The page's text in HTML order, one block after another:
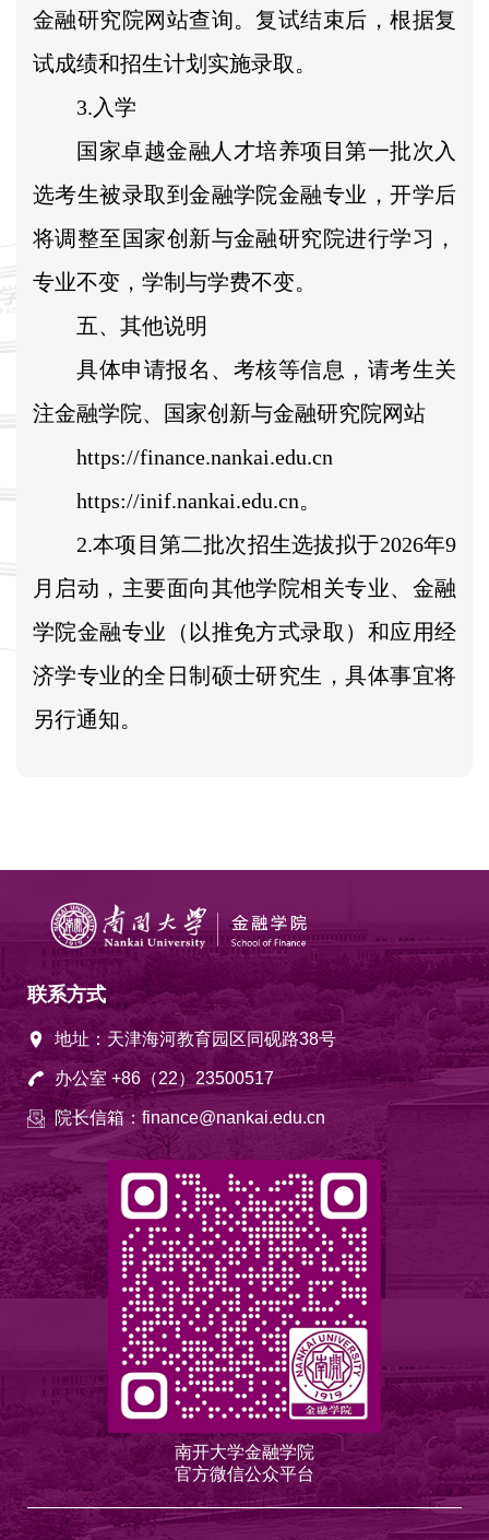
金融研究院网站查询。复试结束后，根据复
试成绩和招生计划实施录取。
3.入学
国家卓越金融人才培养项目第一批次入
选考生被录取到金融学院金融专业，开学后
将调整至国家创新与金融研究院进行学习，
专业不变，学制与学费不变。
五、其他说明
具体申请报名、考核等信息，请考生关
注金融学院、国家创新与金融研究院网站
https://finance.nankai.edu.cn
https://inif.nankai.edu.cn。
2.本项目第二批次招生选拔拟于2026年9
月启动，主要面向其他学院相关专业、金融
学院金融专业（以推免方式录取）和应用经
济学专业的全日制硕士研究生，具体事宜将
另行通知。
联系方式
地址：天津海河教育园区同砚路38号
办公室 +86（22）23500517
院长信箱：finance@nankai.edu.cn
南开大学金融学院
官方微信公众平台